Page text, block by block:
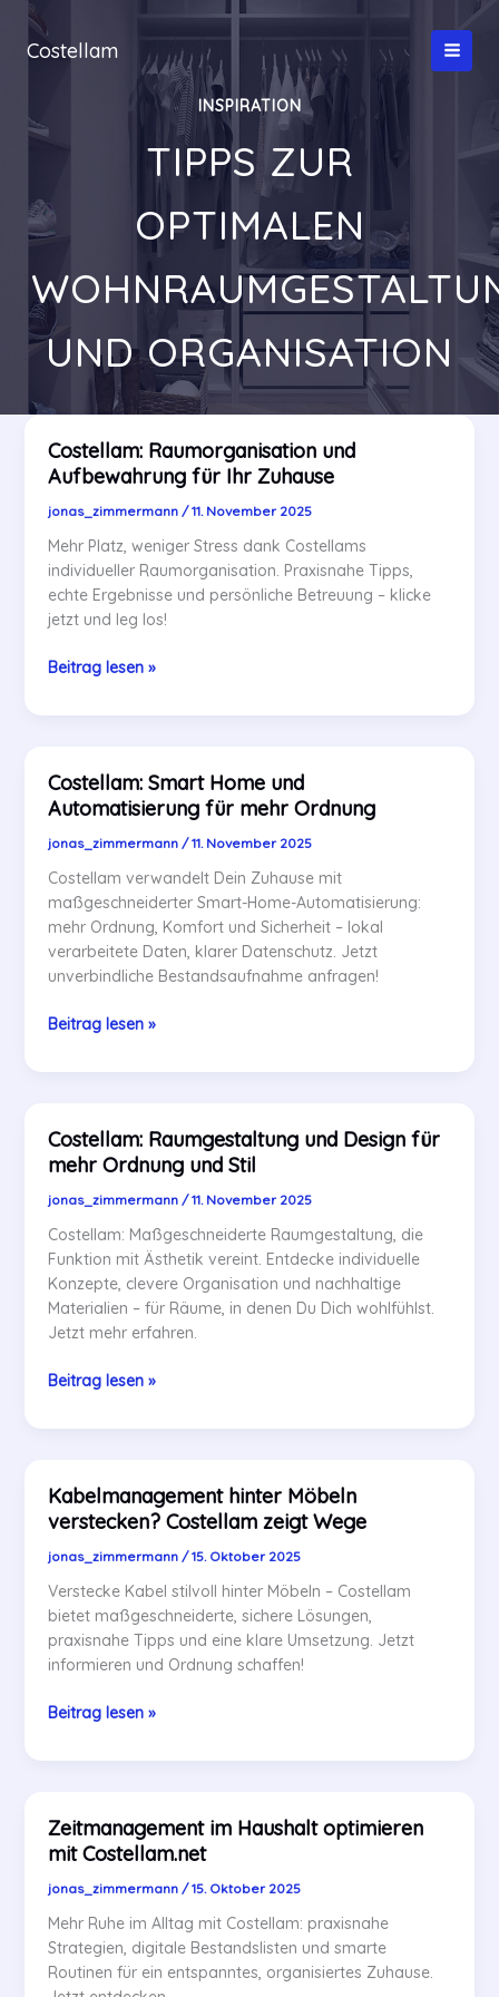
Zum
springen
Costellam
INSPIRATION
TIPPS ZUR
OPTIMALEN
UND ORGANISATION
Costellam: Raumorganisation und
Aufbewahrung für Ihr Zuhause
jonas_zimmermann /11. November 2025
Mehr Platz, weniger Stress dank Costellams
individueller Raumorganisation. Praxisnahe Tipps,
echte Ergebnisse und persönliche Betreuung – klicke
jetzt und leg los!
Costellam:
Ihr
Zuhause
Beitrag lesen »
Costellam: Smart Home und
Automatisierung für mehr Ordnung
jonas_zimmermann /11. November 2025
Costellam verwandelt Dein Zuhause mit
maßgeschneiderter Smart-Home-Automatisierung:
mehr Ordnung, Komfort und Sicherheit – lokal
verarbeitete Daten, klarer Datenschutz. Jetzt
unverbindliche Bestandsaufnahme anfragen!
Costellam:
für
mehr
Ordnung
Beitrag lesen »
Costellam: Raumgestaltung und Design für
mehr Ordnung und Stil
jonas_zimmermann /11. November 2025
Costellam: Maßgeschneiderte Raumgestaltung, die
Funktion mit Ästhetik vereint. Entdecke individuelle
Konzepte, clevere Organisation und nachhaltige
Materialien – für Räume, in denen Du Dich wohlfühlst.
Jetzt mehr erfahren.
Costellam:
mehr
Ordnung
und
Beitrag lesen »
Kabelmanagement hinter Möbeln
verstecken? Costellam zeigt Wege
jonas_zimmermann /15. Oktober 2025
Verstecke Kabel stilvoll hinter Möbeln – Costellam
bietet maßgeschneiderte, sichere Lösungen,
praxisnahe Tipps und eine klare Umsetzung. Jetzt
informieren und Ordnung schaffen!
Kabelmanagement
zeigt
Wege
Beitrag lesen »
Zeitmanagement im Haushalt optimieren
mit Costellam.net
jonas_zimmermann /15. Oktober 2025
Mehr Ruhe im Alltag mit Costellam: praxisnahe
Strategien, digitale Bestandslisten und smarte
Routinen für ein entspanntes, organisiertes Zuhause.